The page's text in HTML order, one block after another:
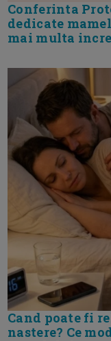
Conferinta
dedicate
mai multa
Cand poate fi
nastere? Ce